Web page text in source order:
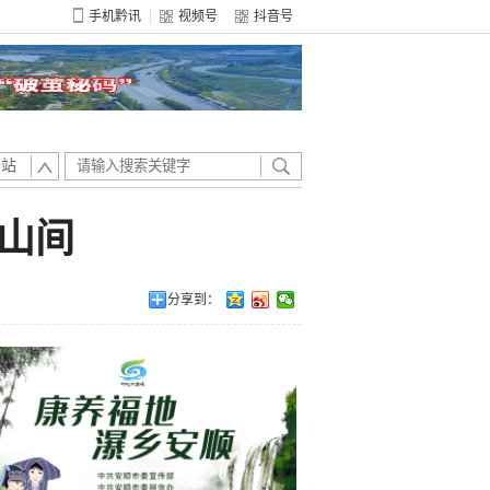
手机黔讯 视频号 抖音号
间
分享到：